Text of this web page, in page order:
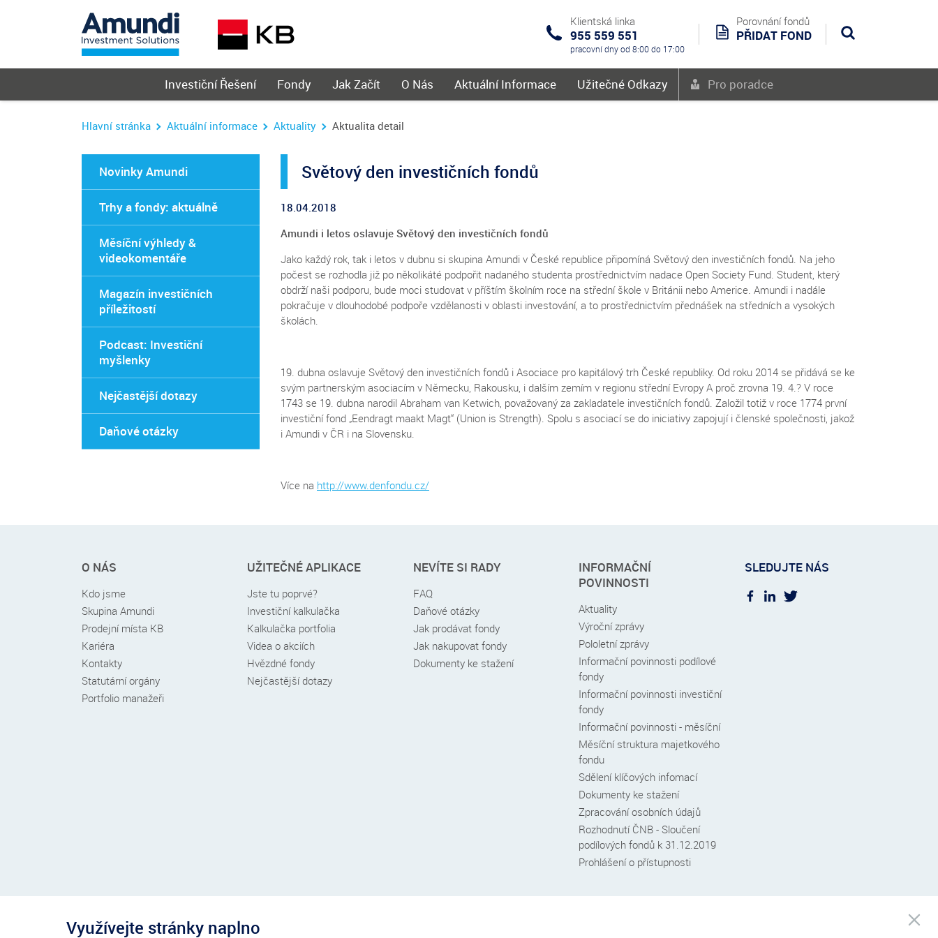
Klientská linka
955 559 551
pracovní dny od 8:00 do 17:00
Porovnání fondů
PŘIDAT FOND
Investiční Řešení Fondy Jak Začít O Nás Aktuální Informace Užitečné Odkazy Pro poradce
Hlavní stránka Aktuální informace Aktuality Aktualita detail
Novinky Amundi
Trhy a fondy: aktuálně
Měsíční výhledy &
videokomentáře
Magazín investičních
příležitostí
Podcast: Investiční
myšlenky
Nejčastější dotazy
Daňové otázky
Světový den investičních fondů
18.04.2018
Amundi i letos oslavuje Světový den investičních fondů
Jako každý rok, tak i letos v dubnu si skupina Amundi v České republice připomíná Světový den investičních fondů. Na jeho
počest se rozhodla již po několikáté podpořit nadaného studenta prostřednictvím nadace Open Society Fund. Student, který
obdrží naši podporu, bude moci studovat v příštím školním roce na střední škole v Británii nebo Americe. Amundi i nadále
pokračuje v dlouhodobé podpoře vzdělanosti v oblasti investování, a to prostřednictvím přednášek na středních a vysokých
školách.
19. dubna oslavuje Světový den investičních fondů i Asociace pro kapitálový trh České republiky. Od roku 2014 se přidává se ke
svým partnerským asociacím v Německu, Rakousku, i dalším zemím v regionu střední Evropy A proč zrovna 19. 4.? V roce
1743 se 19. dubna narodil Abraham van Ketwich, považovaný za zakladatele investičních fondů. Založil totiž v roce 1774 první
investiční fond „Eendragt maakt Magt“ (Union is Strength). Spolu s asociací se do iniciativy zapojují i členské společnosti, jakož
i Amundi v ČR i na Slovensku.
Více na http://www.denfondu.cz/
menu
patičce
O NÁS
Kdo jsme
Skupina Amundi
Prodejní místa KB
Kariéra
Kontakty
Statutární orgány
Portfolio manažeři
UŽITEČNÉ APLIKACE
Jste tu poprvé?
Investiční kalkulačka
Kalkulačka portfolia
Videa o akciích
Hvězdné fondy
Nejčastější dotazy
NEVÍTE SI RADY
FAQ
Daňové otázky
Jak prodávat fondy
Jak nakupovat fondy
Dokumenty ke stažení
INFORMAČNÍ
POVINNOSTI
Aktuality
Výroční zprávy
Pololetní zprávy
Informační povinnosti podílové
fondy
Informační povinnosti investiční
fondy
Informační povinnosti - měsíční
Měsíční struktura majetkového
fondu
Sdělení klíčových infomací
Dokumenty ke stažení
Zpracování osobních údajů
Rozhodnutí ČNB - Sloučení
podílových fondů k 31.12.2019
Prohlášení o přístupnosti
SLEDUJTE NÁS
Využívejte stránky naplno